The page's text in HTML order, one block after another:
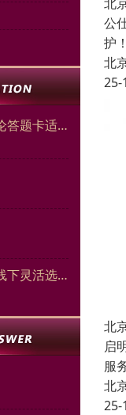
北京启明东方考试答题卡国考省考申论答题卡适合模拟考试练习
启明东方阅卷服务在线或上门，线上线下灵活选择
公
护
北
25-
北
启
服
北
25-